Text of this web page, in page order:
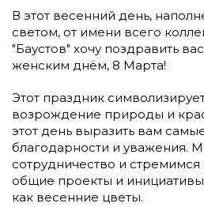
В этот весенний день,
светом, от имени всего
"Баустов" хочу поздравить
женским днём, 8 Марта!
Этот праздник
возрождение природы и
этот день выразить вам
благодарности и уважения.
сотрудничество и
общие проекты и
как весенние цветы.